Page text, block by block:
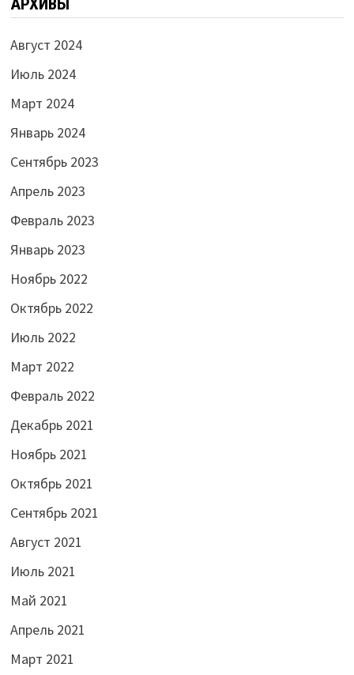
Август 2024
Июль 2024
Март 2024
Январь 2024
Сентябрь 2023
Апрель 2023
Февраль 2023
Январь 2023
Ноябрь 2022
Октябрь 2022
Июль 2022
Март 2022
Февраль 2022
Декабрь 2021
Ноябрь 2021
Октябрь 2021
Сентябрь 2021
Август 2021
Июль 2021
Май 2021
Апрель 2021
Март 2021